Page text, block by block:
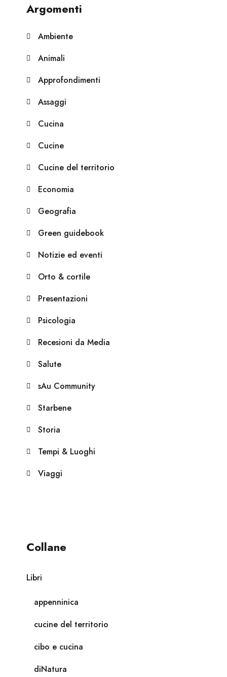
Argomenti
Ambiente
Animali
Approfondimenti
Assaggi
Cucina
Cucine
Cucine del territorio
Economia
Geografia
Green guidebook
Notizie ed eventi
Orto & cortile
Presentazioni
Psicologia
Recesioni da Media
Salute
sAu Community
Starbene
Storia
Tempi & Luoghi
Viaggi
Collane
Libri
appenninica
cucine del territorio
cibo e cucina
diNatura